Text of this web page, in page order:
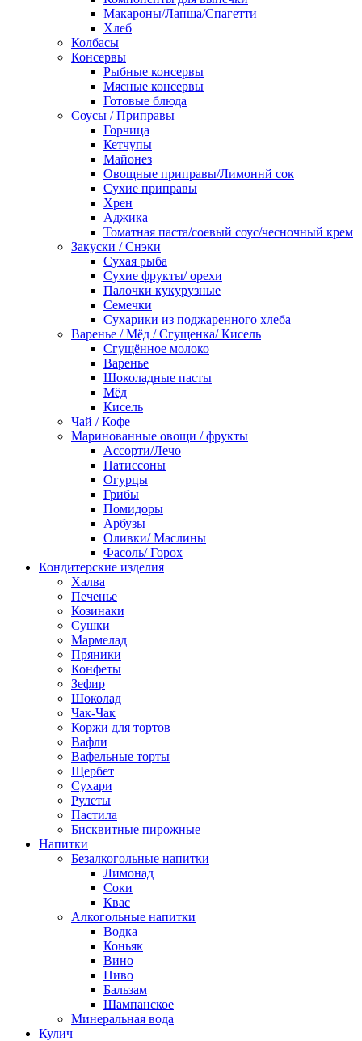
Макароны/Лапша/Спагетти
Хлеб
Колбасы
Консервы
Рыбные консервы
Мясные консервы
Готовые блюда
Соусы / Приправы
Горчица
Кетчупы
Майонез
Овощные приправы/Лимоннй сок
Сухие приправы
Хрен
Аджика
Томатная паста/соевый соус/чесночный крем
Закуски / Снэки
Сухая рыба
Сухие фрукты/ орехи
Палочки кукурузные
Семечки
Сухарики из поджаренного хлеба
Варенье / Мёд / Сгущенка/ Кисель
Сгущённое молоко
Варенье
Шоколадные пасты
Мёд
Кисель
Чай / Кофе
Маринованные овощи / фрукты
Ассорти/Лечо
Патиссоны
Огурцы
Грибы
Помидоры
Арбузы
Оливки/ Маслины
Фасоль/ Горох
Кондитерские изделия
Халва
Печенье
Козинаки
Сушки
Мармелад
Пряники
Конфеты
Зефир
Шоколад
Чак-Чак
Коржи для тортов
Вафли
Вафельные торты
Щербет
Сухари
Рулеты
Пастила
Бисквитные пирожные
Напитки
Безалкогольные напитки
Лимонад
Соки
Квас
Алкогольные напитки
Водка
Коньяк
Вино
Пиво
Бальзам
Шампанское
Минеральная вода
Кулич